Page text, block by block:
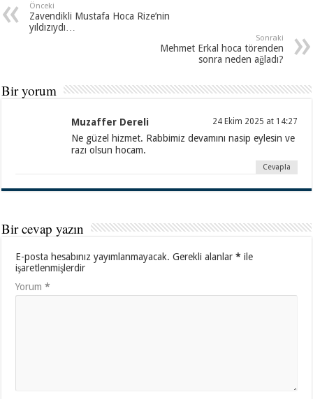
Önceki
Zavendikli Mustafa Hoca Rize’nin
yıldızıydı…
Sonraki
Mehmet Erkal hoca törenden
sonra neden ağladı?
Bir yorum
Muzaffer Dereli 24 Ekim 2025 at 14:27
Ne güzel hizmet. Rabbimiz devamını nasip eylesin ve
razı olsun hocam.
Cevapla
Bir cevap yazın
E-posta hesabınız yayımlanmayacak. Gerekli alanlar* ile
işaretlenmişlerdir
Yorum*